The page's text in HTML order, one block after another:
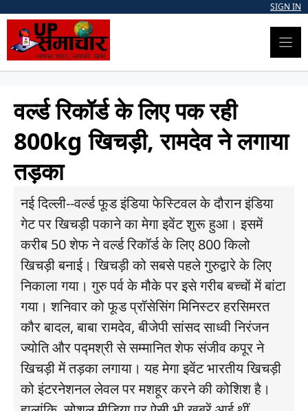
content
SIGN IN
वर्ल्ड रिकॉर्ड के लिए पक रही
800kg खिचड़ी, रामदेव ने लगाया
तड़का
नई दिल्ली--वर्ल्ड फूड इंडिया फेस्टिवल के दौरान इंडिया
गेट पर खिचड़ी पकाने का मेगा इवेंट शुरू हुआ। इसमें
करीब 50 शेफ ने वर्ल्ड रिकॉर्ड के लिए 800 किलो
खिचड़ी बनाई। खिचड़ी को सबसे पहले गुरुद्वारे के लिए
निकाला गया। गुरु पर्व के मौके पर इसे गरीब बच्चों में बांटा
गया। शनिवार को फूड प्रॉसेसिंग मिनिस्टर हरसिमरत
कौर बादल, बाबा रामदेव, बीजेपी सांसद साध्वी निरंजन
ज्योति और पद्मश्री से सम्मानित शेफ संजीव कपूर ने
खिचड़ी में तड़का लगाया। यह मेगा इवेंट भारतीय खिचड़ी
को इंटरनेशनल लेवल पर मशहूर करने की कोशिश है।